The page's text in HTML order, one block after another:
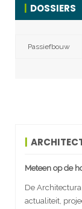
DOSSIERS
Passiefbouw
Meteen op de
De
actualiteit,